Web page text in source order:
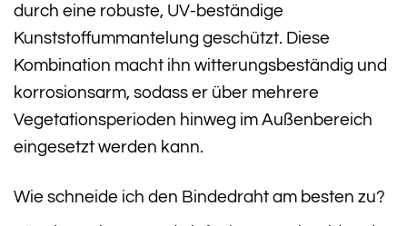
durch eine robuste, UV-beständige
Kunststoffummantelung geschützt. Diese
Kombination macht ihn witterungsbeständig und
korrosionsarm, sodass er über mehrere
Vegetationsperioden hinweg im Außenbereich
eingesetzt werden kann.
Wie schneide ich den Bindedraht am besten zu?